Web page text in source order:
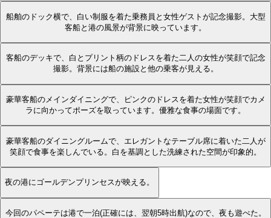
船舶のドック横で、白い制服を着た乗務員と女性ゲストが記念撮影。大型
客船と港の風景が背景に映っています。
客船のデッキで、白とプリント柄のドレスを着た二人の女性が笑顔で記念
撮影。背景には船の施設と他の乗客が見える。
豪華客船のメインダイニングで、ピンクのドレスを着た女性が笑顔でカメ
ラに向かってポーズを取っています。優雅な食事の場面です。
豪華客船のダイニングルームで、エレガントなテーブル席に着いた二人が
笑顔で食事を楽しんでいる。白を基調とした洗練された空間が印象的。
夜の港にゴールデンプリンセスが映える。
今回のパペーテは港で一泊(正確には、翌朝5時出航)なので、夜も遊べた。